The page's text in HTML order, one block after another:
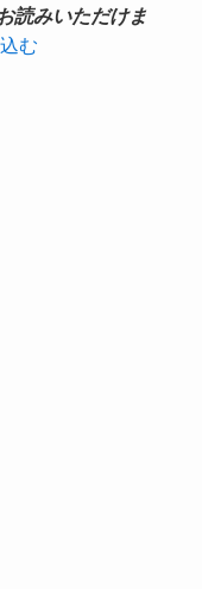
読みいただけま
む